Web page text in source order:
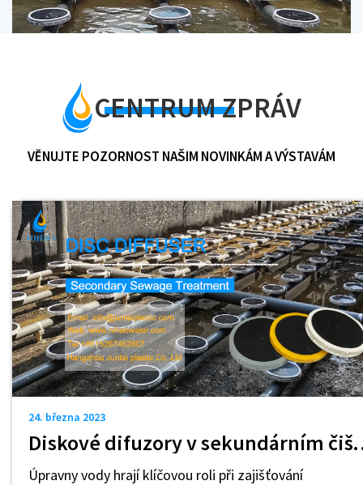
CENTRUM ZPRÁV
VĚNUJTE POZORNOST NAŠIM NOVINKÁM A VÝSTAVÁM
24. března 2023
Diskové
Úpravny vody hrají klíčovou roli při zajišťování